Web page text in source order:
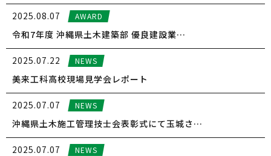
2025.08.07 AWARD
令和7年度 沖縄県土木建築部 優良建設業…
2025.07.22 NEWS
美来工科高校現場見学会レポート
2025.07.07 NEWS
沖縄県土木施工管理技士会表彰式にて玉城さ…
2025.07.07 NEWS